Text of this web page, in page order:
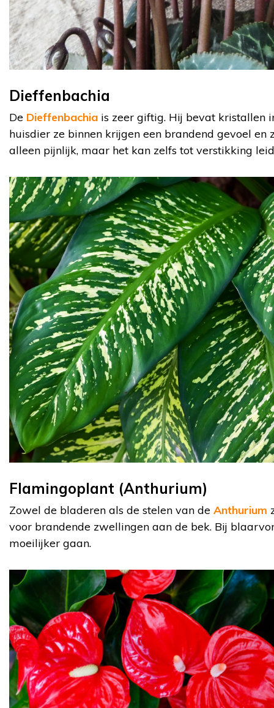
Dieffenbachia
De Dieffenbachia is zeer giftig. Hij bevat kristallen
huisdier ze binnen krijgen een brandend gevoel
alleen pijnlijk, maar het kan zelfs tot verstikking
Flamingoplant (Anthurium)
Zowel de bladeren als de stelen van de Anthurium
voor brandende zwellingen aan de bek. Bij
moeilijker gaan.